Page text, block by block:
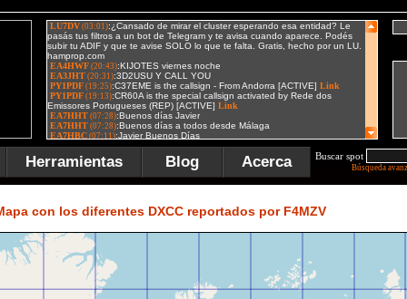
Herramientas Blog Acerca Buscar spot
Búsqueda
con los diferentes DXCC reportados por F4MZV
GR HR IR JR KR LR MR NR